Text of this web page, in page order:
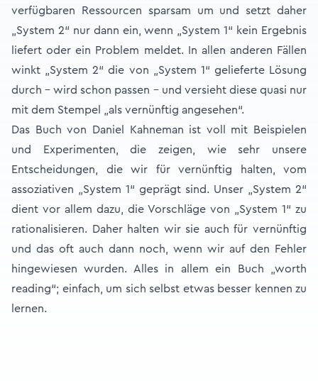
verfügbaren Ressourcen sparsam um und setzt daher
„System 2“ nur dann ein, wenn „System 1“ kein Ergebnis
liefert oder ein Problem meldet. In allen anderen Fällen
winkt „System 2“ die von „System 1“ gelieferte Lösung
durch – wird schon passen – und versieht diese quasi nur
mit dem Stempel „als vernünftig angesehen“.
Das Buch von Daniel Kahneman ist voll mit Beispielen
und Experimenten, die zeigen, wie sehr unsere
Entscheidungen, die wir für vernünftig halten, vom
assoziativen „System 1“ geprägt sind. Unser „System 2“
dient vor allem dazu, die Vorschläge von „System 1“ zu
rationalisieren. Daher halten wir sie auch für vernünftig
und das oft auch dann noch, wenn wir auf den Fehler
hingewiesen wurden. Alles in allem ein Buch „worth
reading“; einfach, um sich selbst etwas besser kennen zu
lernen.